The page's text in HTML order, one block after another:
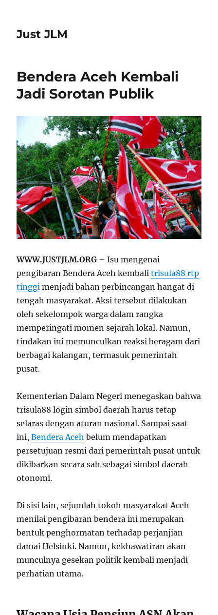
Just JLM
Bendera Aceh Kembali
Jadi Sorotan Publik
WWW.JUSTJLM.ORG – Isu mengenai
pengibaran Bendera Aceh kembalitrisula88 rtp
tinggi menjadi bahan perbincangan hangat di
tengah masyarakat. Aksi tersebut dilakukan
oleh sekelompok warga dalam rangka
memperingati momen sejarah lokal. Namun,
tindakan ini memunculkan reaksi beragam dari
berbagai kalangan, termasuk pemerintah
pusat.
Kementerian Dalam Negeri menegaskan bahwa
trisula88 login simbol daerah harus tetap
selaras dengan aturan nasional. Sampai saat
ini,Bendera Aceh belum mendapatkan
persetujuan resmi dari pemerintah pusat untuk
dikibarkan secara sah sebagai simbol daerah
otonomi.
Di sisi lain, sejumlah tokoh masyarakat Aceh
menilai pengibaran bendera ini merupakan
bentuk penghormatan terhadap perjanjian
damai Helsinki. Namun, kekhawatiran akan
munculnya gesekan politik kembali menjadi
perhatian utama.